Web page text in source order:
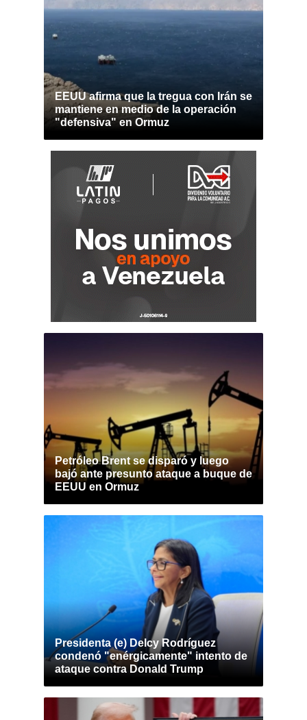
EEUU afirma que la tregua con Irán se
mantiene en medio de la operación
"defensiva" en Ormuz
Petróleo Brent se disparó y luego
bajó ante presunto ataque a buque de
EEUU en Ormuz
Presidenta (e) Delcy Rodríguez
condenó "enérgicamente" intento de
ataque contra Donald Trump